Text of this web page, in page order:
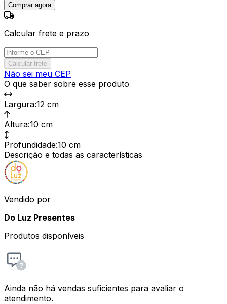
Comprar agora
Calcular frete e prazo
Calcular frete
Não sei meu CEP
O que saber sobre esse produto
Largura:12 cm
Altura:10 cm
Profundidade:10 cm
Descrição e todas as características
Vendido por
Do Luz Presentes
Produtos disponíveis
Ainda não há vendas suficientes para avaliar o
atendimento.